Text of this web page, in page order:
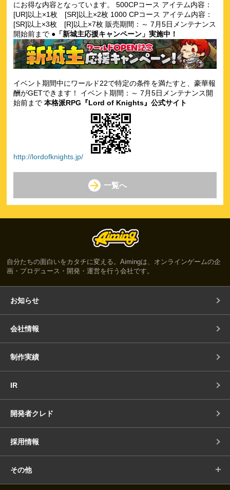
にお得な内容となっています。 500CPコース アイテム内容：
[UR]以上×1枚 [SR]以上×2枚 1000 CPコース アイテム内容：
[SR]以上×3枚 [R]以上×7枚 販売期間：～ 7月5日メンテナンス
開始前まで ●「新城主応援キャンペーン」実施中！
イベント期間中にワールド22で特定の条件を満たすと、豪華報
酬がGETできます！ イベント期間：～ 7月5日メンテナンス開
始前まで 本格派RPG『Lord of Knights』公式サイト
http://lordofknights.jp/
一覧へ
自分たちの面白いをカタチに変える。Aimingは、オンラインゲームの企
画・プロデュース・開発・運営を行う会社です。
お知らせ
会社情報
制作実績
IR
開発者クレド
採用情報
その他